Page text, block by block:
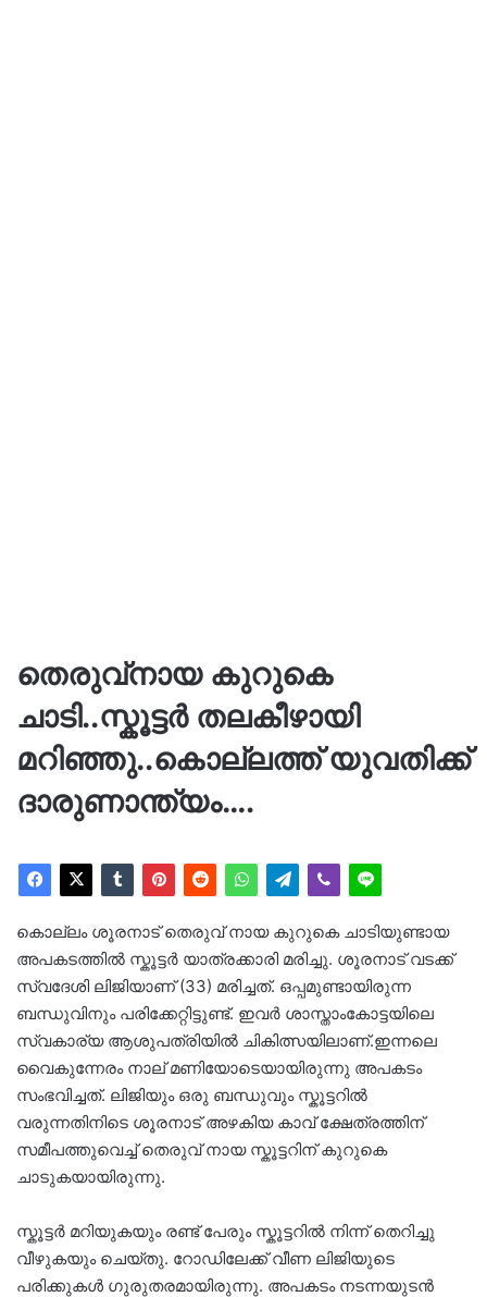
തെരുവ്നായ കുറുകെ
ചാടി..സ്കൂട്ടർ തലകീഴായി
മറിഞ്ഞു..കൊല്ലത്ത് യുവതിക്ക്
ദാരുണാന്ത്യം….
കൊല്ലം ശൂരനാട് തെരുവ് നായ കുറുകെ ചാടിയുണ്ടായ
അപകടത്തിൽ സ്കൂട്ടർ യാത്രക്കാരി മരിച്ചു. ശൂരനാട് വടക്ക്
സ്വദേശി ലിജിയാണ് (33) മരിച്ചത്. ഒപ്പമുണ്ടായിരുന്ന
ബന്ധുവിനും പരിക്കേറ്റിട്ടുണ്ട്. ഇവർ ശാസ്താംകോട്ടയിലെ
സ്വകാര്യ ആശുപത്രിയിൽ ചികിത്സയിലാണ്.ഇന്നലെ
വൈകുന്നേരം നാല് മണിയോടെയായിരുന്നു അപകടം
സംഭവിച്ചത്. ലിജിയും ഒരു ബന്ധുവും സ്കൂട്ടറിൽ
വരുന്നതിനിടെ ശൂരനാട് അഴകിയ കാവ് ക്ഷേത്രത്തിന്
സമീപത്തുവെച്ച് തെരുവ് നായ സ്കൂട്ടറിന് കുറുകെ
ചാടുകയായിരുന്നു.
സ്കൂട്ടർ മറിയുകയും രണ്ട് പേരും സ്കൂട്ടറിൽ നിന്ന് തെറിച്ചു
വീഴുകയും ചെയ്തു. റോഡിലേക്ക് വീണ ലിജിയുടെ
പരിക്കുകൾ ഗുരുതരമായിരുന്നു. അപകടം നടന്നയുടൻ